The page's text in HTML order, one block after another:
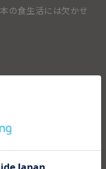
の食生活には欠かせ